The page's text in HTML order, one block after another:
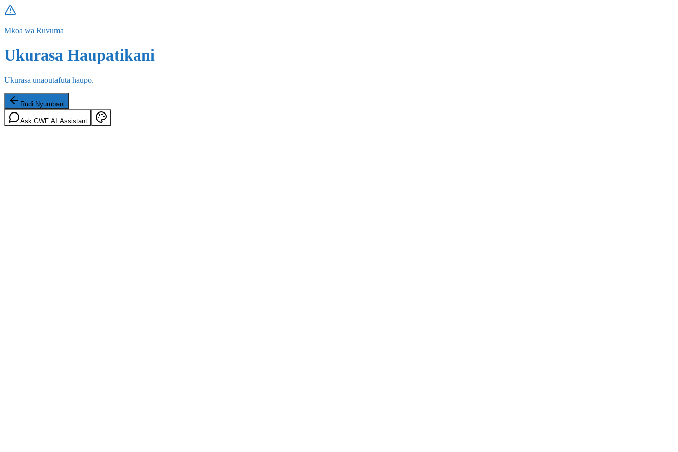
Mkoa wa Ruvuma
Ukurasa Haupatikani
Ukurasa unaoutafuta haupo.
Rudi Nyumbani
Ask GWF AI Assistant